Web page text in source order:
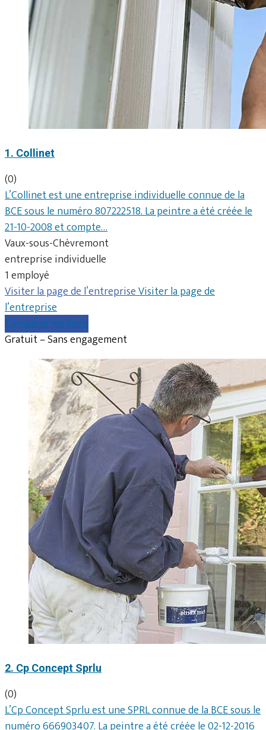
1. Collinet
(0)
L’Collinet est une entreprise individuelle connue de la
BCE sous le numéro 807222518. La peintre a été créée le
21-10-2008 et compte…
Vaux-sous-Chèvremont
entreprise individuelle
1 employé
Visiter la page de l’entrepriseVisiter la page de
l’entreprise
Comparer les devis
Gratuit – Sans engagement
2. Cp Concept Sprlu
(0)
L’Cp Concept Sprlu est une SPRL connue de la BCE sous le
numéro 666903407. La peintre a été créée le 02-12-2016